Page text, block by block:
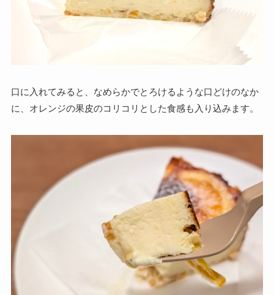
口に入れてみると、なめらかでとろけるような口どけのなか
に、オレンジの果皮のコリコリとした食感も入り込みます。